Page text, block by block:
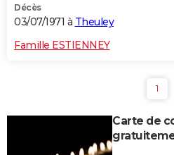
Décès
03/07/1971 à Theuley
Famille ESTIENNEY
1
Carte de